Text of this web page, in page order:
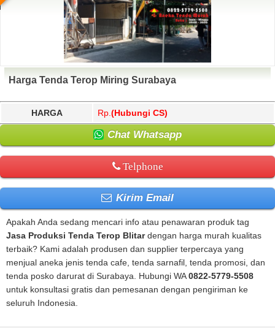
Harga Tenda Terop Miring Surabaya
HARGA Rp. (Hubungi CS)
Chat Whatsapp
Telphone
Kirim Email
Apakah Anda sedang mencari info atau penawaran produk tag
Jasa Produksi Tenda Terop Blitardengan harga murah kualitas
terbaik? Kami adalah produsen dan supplier terpercaya yang
menjual aneka jenis tenda cafe, tenda sarnafil, tenda promosi, dan
tenda posko darurat di Surabaya. Hubungi WA0822-5779-5508
untuk konsultasi gratis dan pemesanan dengan pengiriman ke
seluruh Indonesia.